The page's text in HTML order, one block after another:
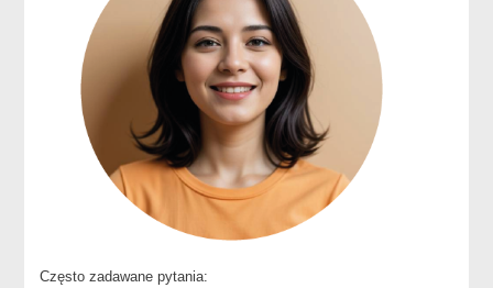
Często zadawane pytania: